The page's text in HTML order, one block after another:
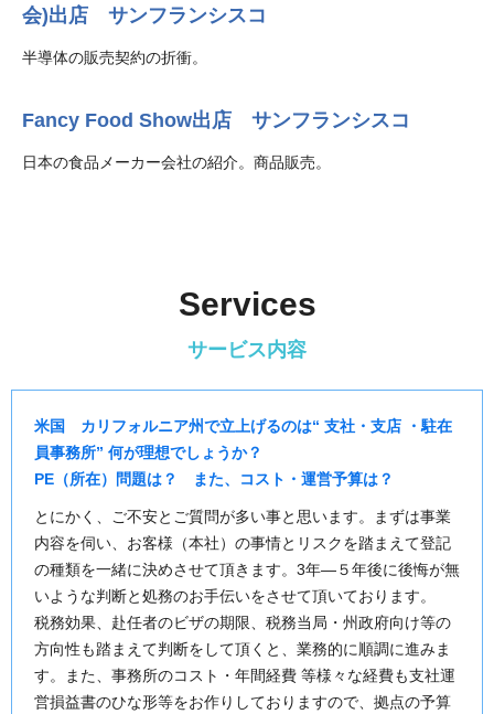
会)出店 サンフランシスコ
半導体の販売契約の折衝。
Fancy Food Show出店 サンフランシスコ
日本の食品メーカー会社の紹介。商品販売。
Services
サービス内容
米国 カリフォルニア州で立上げるのは“ 支社・支店 ・駐在
員事務所” 何が理想でしょうか？
PE（所在）問題は？ また、コスト・運営予算は？
とにかく、ご不安とご質問が多い事と思います。まずは事業
内容を伺い、お客様（本社）の事情とリスクを踏まえて登記
の種類を一緒に決めさせて頂きます。3年—５年後に後悔が無
いような判断と処務のお手伝いをさせて頂いております。
税務効果、赴任者のビザの期限、税務当局・州政府向け等の
方向性も踏まえて判断をして頂くと、業務的に順調に進みま
す。また、事務所のコスト・年間経費 等様々な経費も支社運
営損益書のひな形等をお作りしておりますので、拠点の予算